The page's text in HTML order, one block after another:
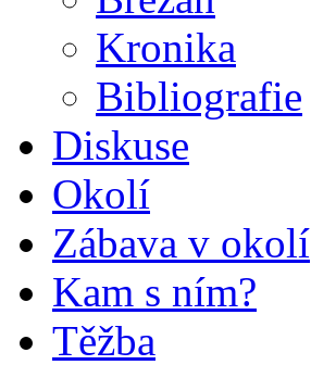
Kronika
Bibliografie
Diskuse
Okolí
Zábava v okolí
Kam s ním?
Těžba